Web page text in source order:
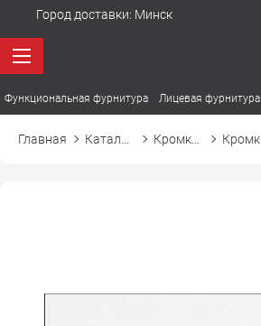
Город доставки: Минск
Функциональная фурнитура Лицевая фурнитура
Главная